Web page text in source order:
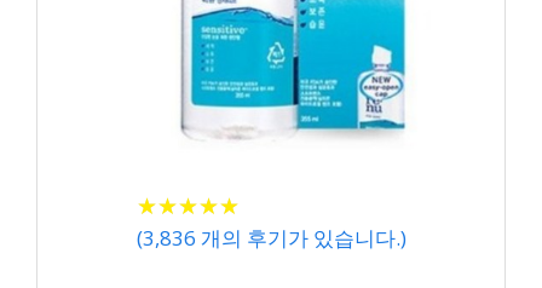
★★★★★
★★★★★
(3,836 개의 후기가 있습니다.)